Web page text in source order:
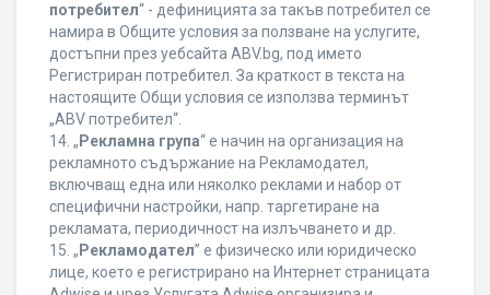
потребител“ - дефиницията за такъв потребител се
намира в Общите условия за ползване на услугите,
достъпни през уебсайта ABV.bg, под името
Регистриран потребител. За краткост в текста на
настоящите Общи условия се използва терминът
„ABV потребител“.
14. „ Рекламна група“ е начин на организация на
рекламното съдържание на Рекламодател,
включващ една или няколко реклами и набор от
специфични настройки, напр. таргетиране на
рекламата, периодичност на излъчването и др.
15. „ Рекламодател” е физическо или юридическо
лице, което е регистрирано на Интернет страницата